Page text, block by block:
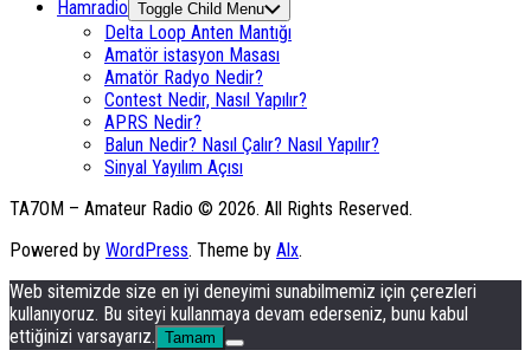
Hamradio Toggle Child Menu
Delta Loop Anten Mantığı
Amatör istasyon Masası
Amatör Radyo Nedir?
Contest Nedir, Nasıl Yapılır?
APRS Nedir?
Balun Nedir? Nasıl Çalır? Nasıl Yapılır?
Sinyal Yayılım Açısı
TA7OM – Amateur Radio © 2026. All Rights Reserved.
Powered by WordPress. Theme by Alx.
Web sitemizde size en iyi deneyimi sunabilmemiz için çerezleri
kullanıyoruz. Bu siteyi kullanmaya devam ederseniz, bunu kabul
ettiğinizi varsayarız. Tamam